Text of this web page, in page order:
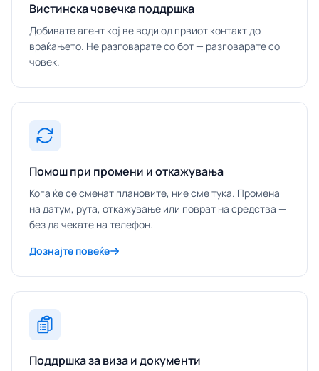
Вистинска човечка поддршка
Добивате агент кој ве води од првиот контакт до
враќањето. Не разговарате со бот — разговарате со
човек.
Помош при промени и откажувања
Кога ќе се сменат плановите, ние сме тука. Промена
на датум, рута, откажување или поврат на средства —
без да чекате на телефон.
Дознајте повеќе
Поддршка за виза и документи